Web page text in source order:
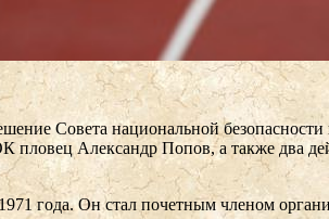
Совета национальной
Александр Попов, а также два
года. Он стал почетным членом